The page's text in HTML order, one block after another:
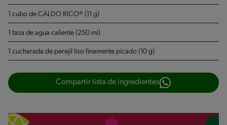
1 cubo de CALDO RICO® (11 g)
1 taza de agua caliente (250 ml)
1 cucharada de perejil liso finamente picado (10 g)
Compartir lista de ingredientes